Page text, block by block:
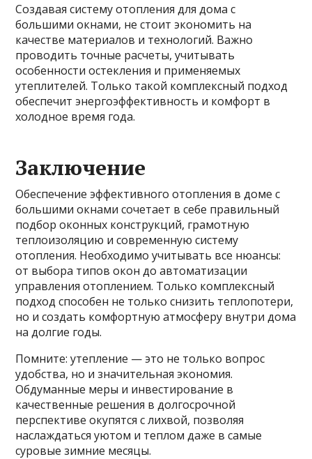
Создавая систему отопления для дома с
большими окнами, не стоит экономить на
качестве материалов и технологий. Важно
проводить точные расчеты, учитывать
особенности остекления и применяемых
утеплителей. Только такой комплексный подход
обеспечит энергоэффективность и комфорт в
холодное время года.
Заключение
Обеспечение эффективного отопления в доме с
большими окнами сочетает в себе правильный
подбор оконных конструкций, грамотную
теплоизоляцию и современную систему
отопления. Необходимо учитывать все нюансы:
от выбора типов окон до автоматизации
управления отоплением. Только комплексный
подход способен не только снизить теплопотери,
но и создать комфортную атмосферу внутри дома
на долгие годы.
Помните: утепление — это не только вопрос
удобства, но и значительная экономия.
Обдуманные меры и инвестирование в
качественные решения в долгосрочной
перспективе окупятся с лихвой, позволяя
наслаждаться уютом и теплом даже в самые
суровые зимние месяцы.